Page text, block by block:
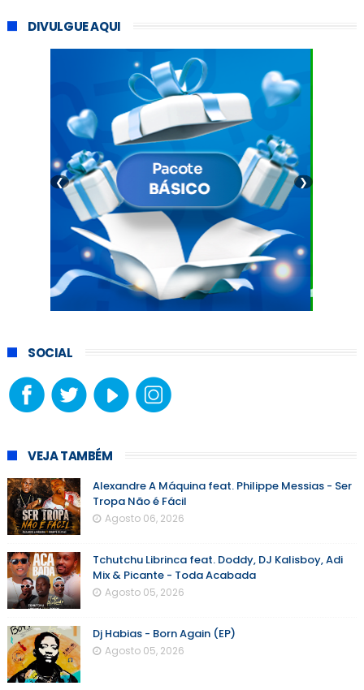
DIVULGUE AQUI
❮ ❯
SOCIAL
VEJA TAMBÉM
Alexandre A Máquina feat. Philippe Messias - Ser
Tropa Não é Fácil
Agosto 06, 2026
Tchutchu Librinca feat. Doddy, DJ Kalisboy, Adi
Mix & Picante - Toda Acabada
Agosto 05, 2026
Dj Habias - Born Again (EP)
Agosto 05, 2026